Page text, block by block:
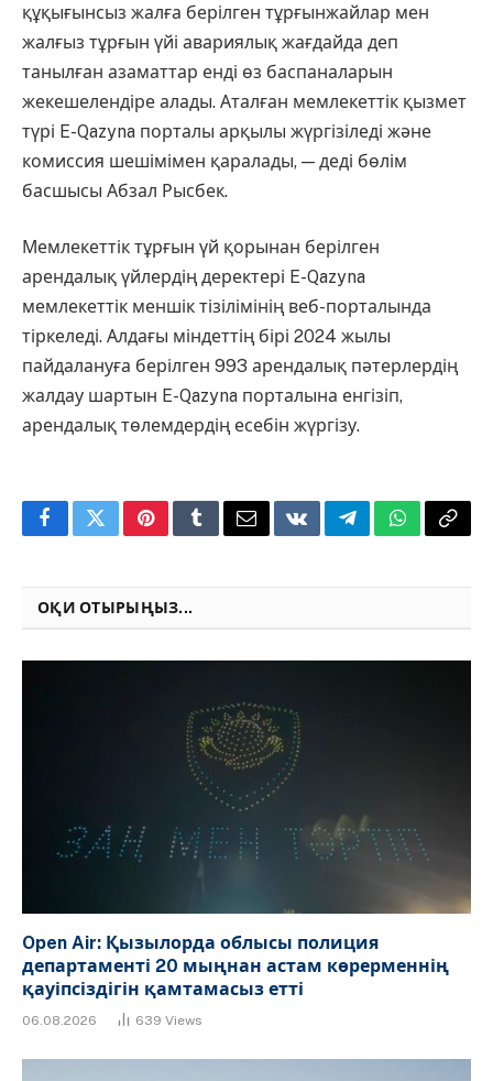
құқығынсыз жалға берілген тұрғынжайлар мен
жалғыз тұрғын үйі авариялық жағдайда деп
танылған азаматтар енді өз баспаналарын
жекешелендіре алады. Аталған мемлекеттік қызмет
түрі E-Qazyna порталы арқылы жүргізіледі және
комиссия шешімімен қаралады, — деді бөлім
басшысы Абзал Рысбек.
Мемлекеттік тұрғын үй қорынан берілген
арендалық үйлердің деректері E-Qazyna
мемлекеттік меншік тізілімінің веб-порталында
тіркеледі. Алдағы міндеттің бірі 2024 жылы
пайдалануға берілген 993 арендалық пәтерлердің
жалдау шартын E-Qazyna порталына енгізіп,
арендалық төлемдердің есебін жүргізу.
FacebookTwitterPinterestTumblrEmailVKontakteTelegramWhatsApp
Copy
ОҚИ ОТЫРЫҢЫЗ...
Open Air: Қызылорда облысы полиция
департаменті 20 мыңнан астам көрерменнің
қауіпсіздігін қамтамасыз етті
06.08.2026 639 Views